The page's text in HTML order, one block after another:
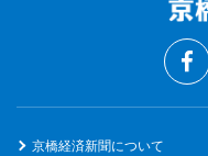
京橋経済新聞について